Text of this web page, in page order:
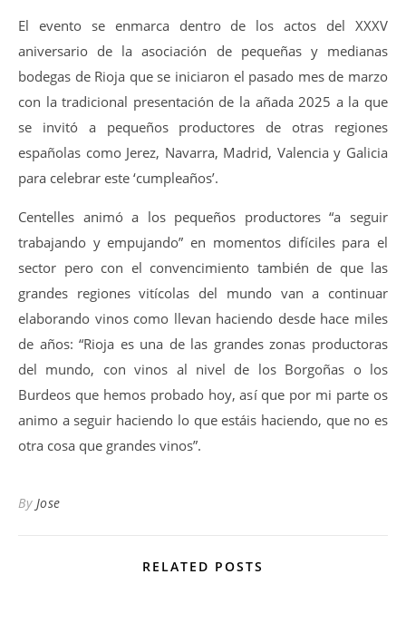
El evento se enmarca dentro de los actos del XXXV
aniversario de la asociación de pequeñas y medianas
bodegas de Rioja que se iniciaron el pasado mes de marzo
con la tradicional presentación de la añada 2025 a la que
se invitó a pequeños productores de otras regiones
españolas como Jerez, Navarra, Madrid, Valencia y Galicia
para celebrar este ‘cumpleaños’.
Centelles animó a los pequeños productores “a seguir
trabajando y empujando” en momentos difíciles para el
sector pero con el convencimiento también de que las
grandes regiones vitícolas del mundo van a continuar
elaborando vinos como llevan haciendo desde hace miles
de años: “Rioja es una de las grandes zonas productoras
del mundo, con vinos al nivel de los Borgoñas o los
Burdeos que hemos probado hoy, así que por mi parte os
animo a seguir haciendo lo que estáis haciendo, que no es
otra cosa que grandes vinos”.
By Jose
RELATED POSTS